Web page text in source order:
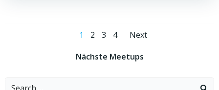
Posts
navigation
Page
1 Page
2 Page
3 Page
4
Posts
Next
Nächste Meetups
Search